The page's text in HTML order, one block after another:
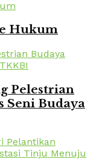
Hukum
Pelestrian
Seni Budaya